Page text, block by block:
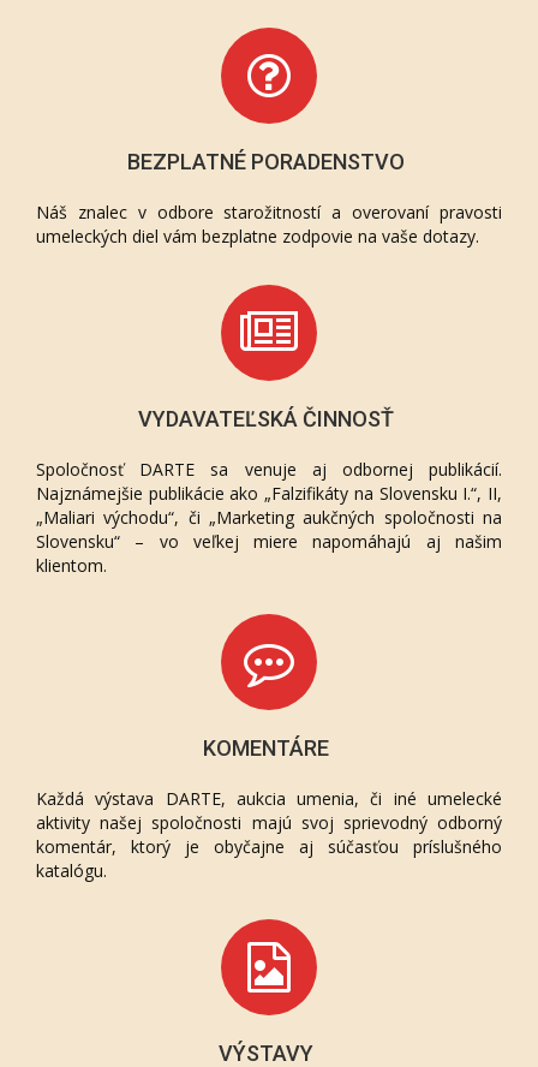
BEZPLATNÉ PORADENSTVO
Náš znalec v odbore starožitností a overovaní pravosti
umeleckých diel vám bezplatne zodpovie na vaše dotazy.
VYDAVATEĽSKÁ ČINNOSŤ
Spoločnosť DARTE sa venuje aj odbornej publikácií.
Najznámejšie publikácie ako „Falzifikáty na Slovensku I.“, II,
„Maliari východu“, či „Marketing aukčných spoločnosti na
Slovensku“ – vo veľkej miere napomáhajú aj našim
klientom.
KOMENTÁRE
Každá výstava DARTE, aukcia umenia, či iné umelecké
aktivity našej spoločnosti majú svoj sprievodný odborný
komentár, ktorý je obyčajne aj súčasťou príslušného
katalógu.
VÝSTAVY